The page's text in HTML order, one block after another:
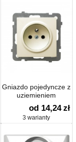
Gniazdo pojedyncze z
uziemieniem
od 14,24 zł
3 warianty